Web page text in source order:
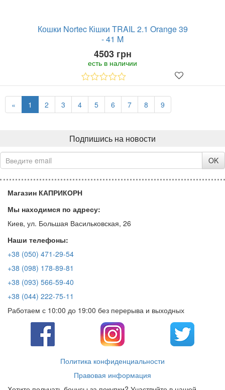
Кошки Nortec Кішки TRAIL 2.1 Orange 39
- 41 M
4503 грн
есть в наличии
« 1 2 3 4 5 6 7 8 9
Подпишись на новости
OK
Магазин КАПРИКОРН
Мы находимся по адресу:
Киев, ул. Большая Васильковская, 26
Наши телефоны:
+38 (050) 471-29-54
+38 (098) 178-89-81
+38 (093) 566-59-40
+38 (044) 222-75-11
Работаем с 10:00 до 19:00 без перерыва и выходных
Политика конфиденциальности
Правовая информация